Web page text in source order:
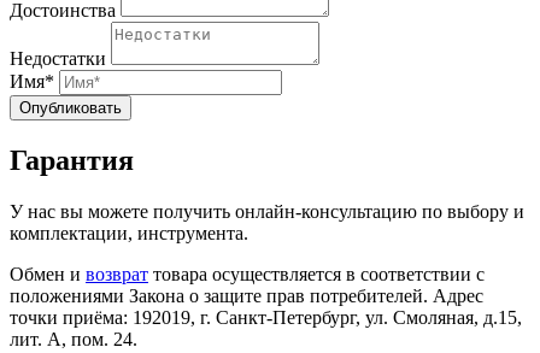
Достоинства
Недостатки
Имя*
Опубликовать
Гарантия
У нас вы можете получить онлайн-консультацию по выбору и
комплектации, инструмента.
Обмен и возврат товара осуществляется в соответствии с
положениями Закона о защите прав потребителей. Адрес
точки приёма: 192019, г. Санкт-Петербург, ул. Смоляная, д.15,
лит. А, пом. 24.